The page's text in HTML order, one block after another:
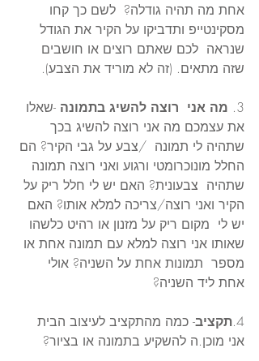
אחת מה תהיה גודלה?  לשם כך קחו
מסקינטייפ ותדביקו על הקיר את הגודל
שנראה  לכם שאתם רוצים או חושבים
שזה מתאים. (זה לא מוריד את הצבע).
3. מה אני  רוצה להשיג בתמונה -שאלו
את עצמכם מה אני רוצה להשיג בכך
שתהיה לי תמונה  /צבע על גבי הקיר? הם
החלל מונוכרומטי ורגוע ואני רוצה תמונה
שתהיה  צבעונית? האם יש לי חלל ריק על
הקיר ואני רוצה/צריכה למלא אותו? האם
יש לי  מקום ריק על מזנון או רהיט כלשהו
שאותו אני רוצה למלא עם תמונה אחת או
מספר  תמונות אחת על השניה? אולי
אחת ליד השניה?
4. תקציב- כמה מהתקציב לעיצוב הבית
אני מוכן.ה להשקיע בתמונה או בציור?